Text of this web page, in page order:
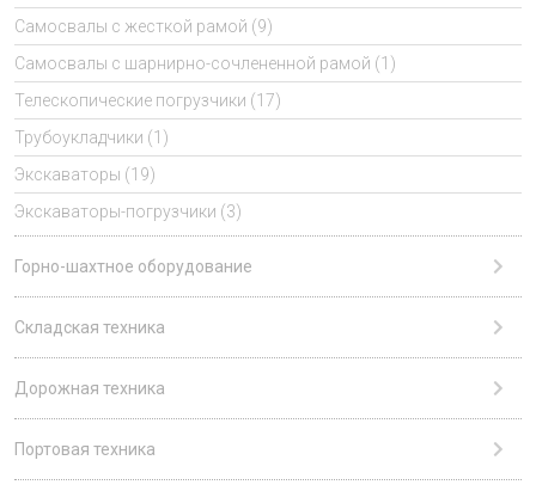
Самосвалы с жесткой рамой (9)
Самосвалы с шарнирно-сочлененной рамой (1)
Телескопические погрузчики (17)
Трубоукладчики (1)
Экскаваторы (19)
Экскаваторы-погрузчики (3)
Горно-шахтное оборудование
Складская техника
Дорожная техника
Портовая техника